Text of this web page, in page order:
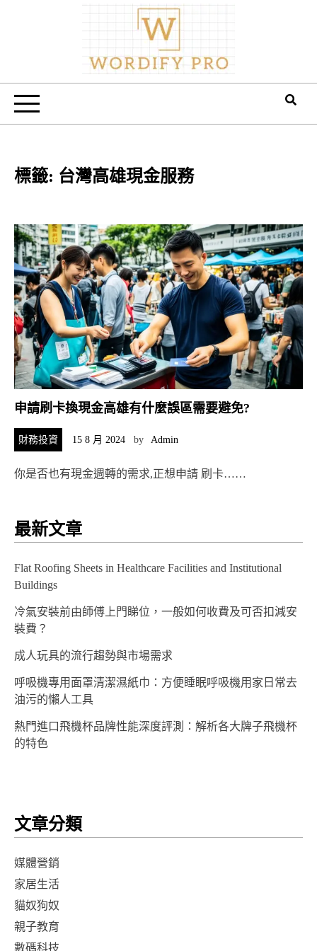
Wordify Pro
標籤: 台灣高雄現金服務
申請刷卡換現金高雄有什麼誤區需要避免?
財務投資 15 8 月 2024 by Admin
你是否也有現金週轉的需求,正想申請 刷卡……
最新文章
Flat Roofing Sheets in Healthcare Facilities and Institutional
Buildings
冷氣安裝前由師傅上門睇位，一般如何收費及可否扣減安
裝費？
成人玩具的流行趨勢與市場需求
呼吸機專用面罩清潔濕紙巾：方便睡眠呼吸機用家日常去
油污的懶人工具
熱門進口飛機杯品牌性能深度評測：解析各大牌子飛機杯
的特色
文章分類
媒體營銷
家居生活
貓奴狗奴
親子教育
數碼科技